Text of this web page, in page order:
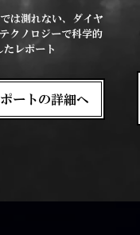
は測れない、ダイヤ
クノロジーで科学的
たレポート
ートの詳細へ